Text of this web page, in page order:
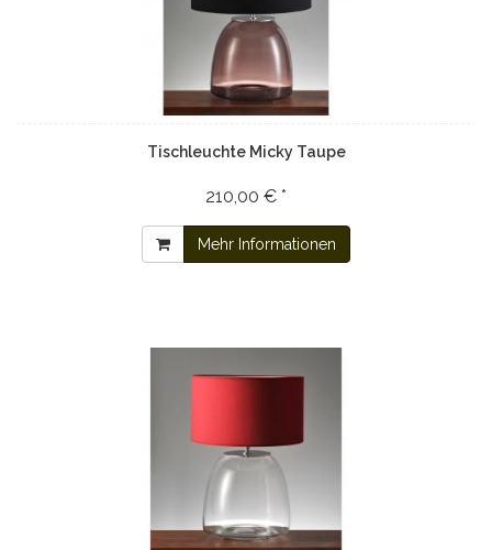
Tischleuchte Micky Taupe
210,00 € *
Mehr Informationen